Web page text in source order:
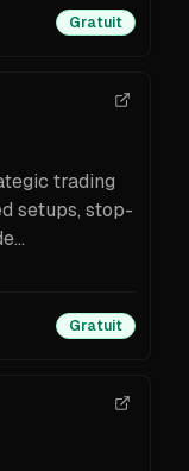
Gratuit
trading
setups, stop-
Gratuit